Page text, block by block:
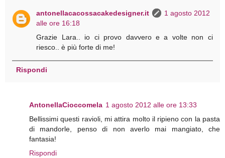
antonellacacossacakedesigner.it
1 agosto 2012
alle ore 16:18
Grazie Lara.. io ci provo davvero e a volte non ci
riesco.. è più forte di me!
Rispondi
AntonellaCioccomela 1 agosto 2012 alle ore 13:33
Bellissimi questi ravioli, mi attira molto il ripieno con la pasta
di mandorle, penso di non averlo mai mangiato, che
fantasia!
Rispondi